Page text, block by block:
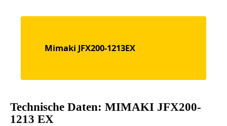
Mimaki JFX200-1213EX
Technische Daten: MIMAKI JFX200-
1213 EX